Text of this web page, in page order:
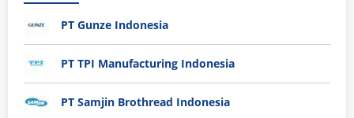
PT Gunze Indonesia
PT TPI Manufacturing Indonesia
PT Samjin Brothread Indonesia